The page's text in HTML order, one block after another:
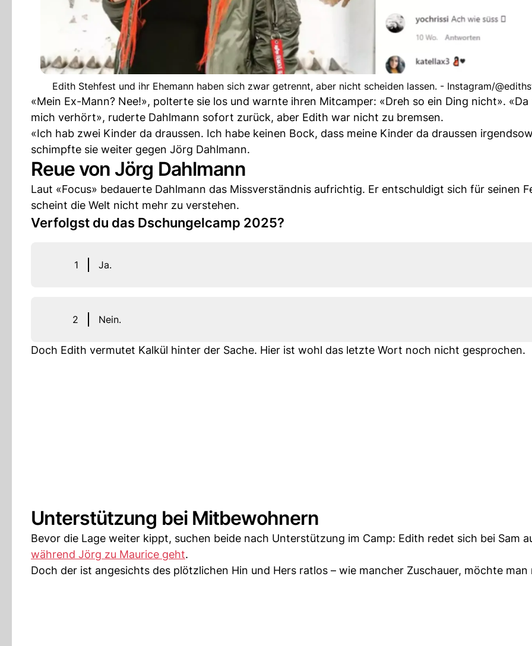
Edith Stehfest und ihr Ehemann haben sich zwar getrennt, aber nicht scheiden lassen. - Instagram/
«Mein Ex-Mann? Nee!», polterte sie los und warnte ihren Mitcamper: «Dreh so ein Ding nicht». «Da
mich verhört», ruderte Dahlmann sofort zurück, aber Edith war nicht zu bremsen.
«Ich hab zwei Kinder da draussen. Ich habe keinen Bock, dass meine Kinder da draussen
schimpfte sie weiter gegen Jörg Dahlmann.
Reue von Jörg Dahlmann
Laut «Focus» bedauerte Dahlmann das Missverständnis aufrichtig. Er entschuldigt sich für seinen
scheint die Welt nicht mehr zu verstehen.
Verfolgst du das Dschungelcamp 2025?
1 Ja.
2 Nein.
Doch Edith vermutet Kalkül hinter der Sache. Hier ist wohl das letzte Wort noch nicht gesprochen.
Unterstützung bei Mitbewohnern
Bevor die Lage weiter kippt, suchen beide nach Unterstützung im Camp: Edith redet sich bei Sam
während Jörg zu Maurice geht.
Doch der ist angesichts des plötzlichen Hin und Hers ratlos – wie mancher Zuschauer, möchte man